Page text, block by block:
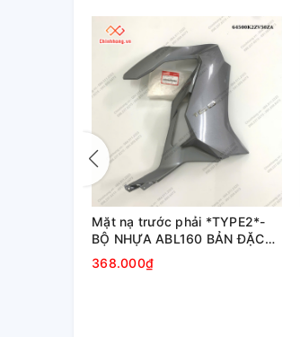
Mặt nạ trước phải *TYPE2*-
BỘ NHỰA ABL160 BẢN ĐẶC
BIỆT-XANH XÁM ĐEN-2022
368.000₫